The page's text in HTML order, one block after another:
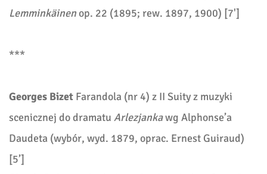
Lemminkäinenop. 22 (1895; rew. 1897, 1900) [7']
***
Georges Bizet Farandola (nr 4) z II Suity z muzyki
scenicznej do dramatuArlezjankawg Alphonse’a
Daudeta (wybór, wyd. 1879, oprac. Ernest Guiraud)
[5’]